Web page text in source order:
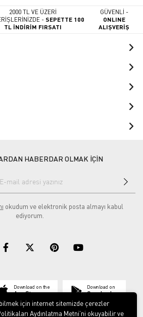
2000 TL VE ÜZERİ
-SEPETTE 100
TL İNDİRİM FIRSATI
GÜVENLİ -
ONLINE
ALIŞVERİŞ
HABERDAR OLMAK İÇİN
okudum ve elektronik posta almayı kabul
ediyorum.
Download on the
App Store
Download on
Google play
için internet sitemizde çerezler
Aydınlatma Metni’ni okuyabilir ve